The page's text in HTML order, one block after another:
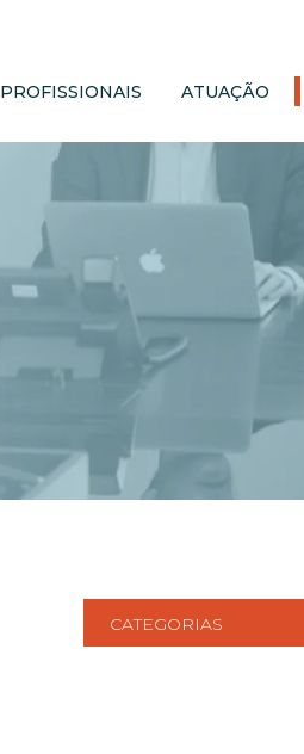
PROFISSIONAIS ATUAÇÃO
CATEGORIAS